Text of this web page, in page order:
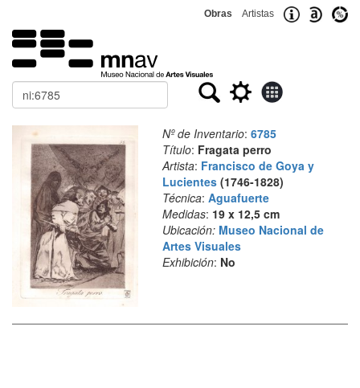
Obras Artistas
Buscar
Nº de Inventario: 6785
Título: Fragata perro
Artista: Francisco de Goya y
Lucientes(1746-1828)
Técnica: Aguafuerte
Medidas: 19 x 12,5 cm
Ubicación: Museo Nacional de
Artes Visuales
Exhibición: No